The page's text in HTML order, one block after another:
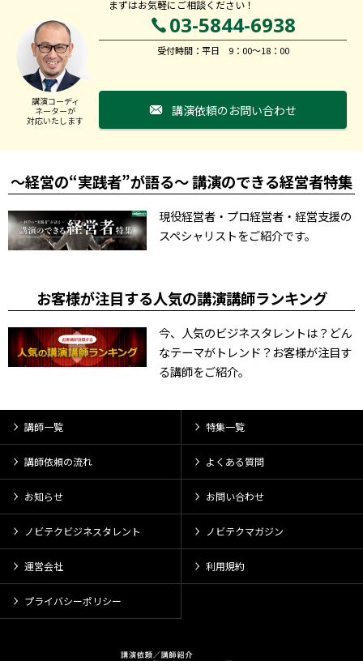
まずはお気軽にご相談ください！
講演コーディ
ネーターが
対応いたします
03-5844-6938
受付時間：平日 9：00～18：00
講演依頼のお問い合わせ
～経営の“実践者”が語る～ 講演のできる経営者特集
現役経営者・プロ経営者・経営支援の
スペシャリストをご紹介です。
お客様が注目する人気の講演講師ランキング
今、人気のビジネスタレントは？どん
なテーマがトレンド？お客様が注目す
る講師をご紹介。
講師一覧 特集一覧
講師依頼の流れ よくある質問
お知らせ お問い合わせ
ノビテクビジネスタレント ノビテクマガジン
運営会社 利用規約
プライバシーポリシー